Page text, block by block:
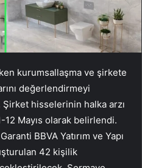
kurumsallaşma ve şirkete
değerlendirmeyi
Şirket hisselerinin halka arzı
Mayıs olarak belirlendi.
BBVA Yatırım ve Yapı
42 kişilik